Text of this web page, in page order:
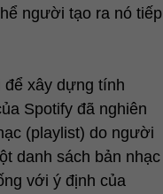
người tạo ra nó tiếp
xây dựng tính
Spotify đã nghiên
(playlist) do người
danh sách bản nhạc
với ý định của